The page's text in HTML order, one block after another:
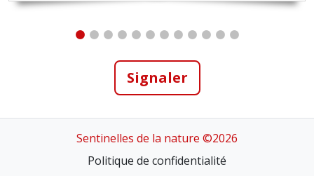
Signaler
Sentinelles de la nature ©2026
Politique de confidentialité